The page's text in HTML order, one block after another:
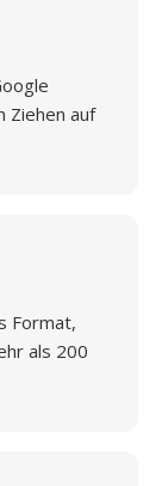
Ziehen auf
Format,
als 200